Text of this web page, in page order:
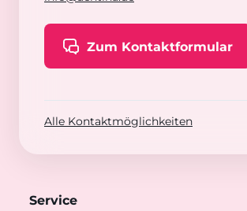
Zum Kontaktformular
Alle Kontaktmöglichkeiten
Service